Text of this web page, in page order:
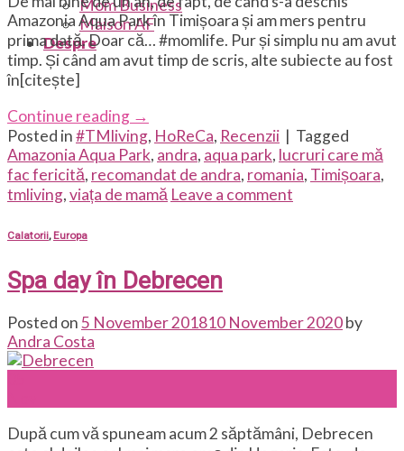
Mom Business
Maison AF
Despre
Amazonia Aqua Park în Timișoara și am mers pentru
prima dată. Doar că… #momlife. Pur și simplu nu am avut
timp. Și când am avut timp de scris, alte subiecte au fost
în[citește]
Continue reading →
Posted in#TMliving, HoReCa, Recenzii | Tagged
Amazonia Aqua Park, andra, aqua park, lucruri care mă
fac fericită, recomandat de andra, romania, Timișoara,
tmliving,viața de mamă Leave a comment
Calatorii, Europa
Spa day în Debrecen
Posted on5 November 201810 November 2020by
Andra Costa
După cum vă spuneam acum 2 săptămâni, Debrecen